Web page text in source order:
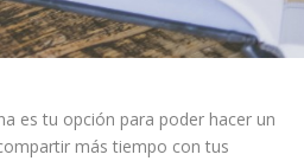
es tu opción para poder hacer un
más tiempo con tus